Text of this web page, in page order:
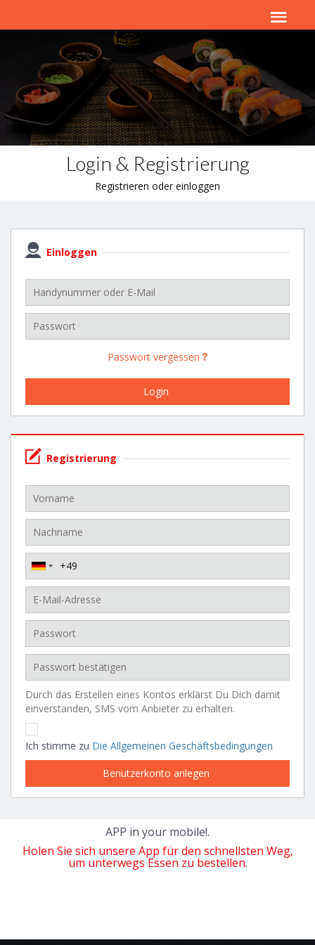
Login & Registrierung
Registrieren oder einloggen
Einloggen
Passwort vergessen
Registrierung
Durch das Erstellen eines Kontos erklärst Du Dich damit
einverstanden, SMS vom Anbieter zu erhalten.
Ich stimme zu Die Allgemeinen Geschäftsbedingungen
APP in your mobile!.
Holen Sie sich unsere App für den schnellsten Weg,
um unterwegs Essen zu bestellen.